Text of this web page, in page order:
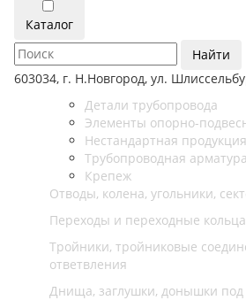
Каталог
Найти
603034, г. Н.Новгород, ул.
Детали трубопровода
Элементы опорно-
Нестандартная продукция
Трубопроводная арматура
Крепеж
Отводы, колена, угольники,
Переходы и переходные кольца
Тройники, тройниковые
ответвления
Днища, заглушки, донышки под